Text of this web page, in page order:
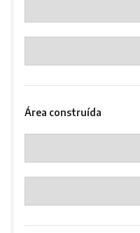
Área construída